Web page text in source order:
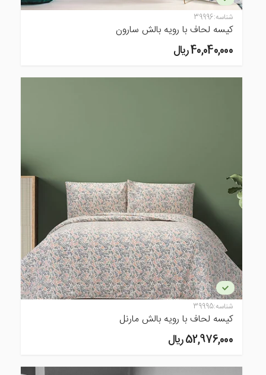
شناسه:39996
کیسه لحاف با رویه بالش سارون
40,040,000 ريال
شناسه:39995
کیسه لحاف با رویه بالش مارنل
52,976,000 ريال